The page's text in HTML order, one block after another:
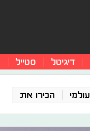
דיגיטל סטייל
עולמי הכירו את